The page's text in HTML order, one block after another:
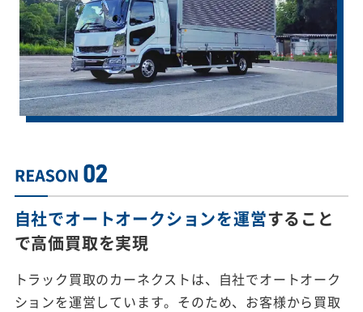
自社でオートオークションを運営すること
で高価買取を実現
トラック買取のカーネクストは、自社でオートオーク
ションを運営しています。そのため、お客様から買取